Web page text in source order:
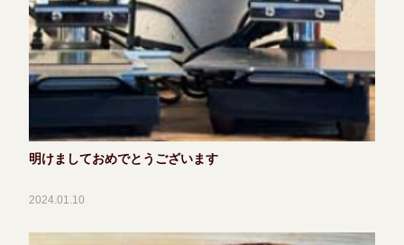
明けましておめでとうございます
2024.01.10